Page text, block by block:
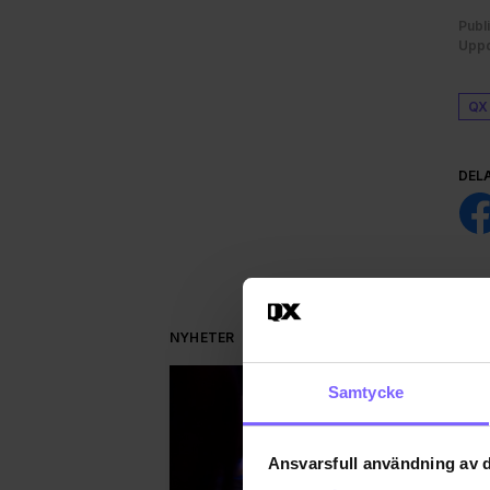
Samtycke
Ansvarsfull användning av
NYHETER